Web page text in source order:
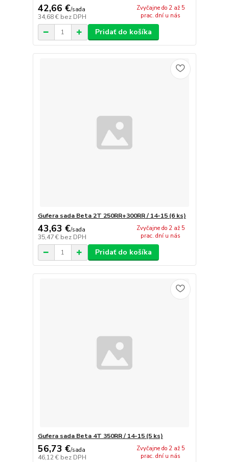
42,66 €/sada
34,68 € bez DPH
Zvyčajne do 2 až 5
prac. dní u nás
Pridať do košíka
Gufera sada Beta 2T 250RR+300RR / 14-15 (6 ks)
43,63 €/sada
35,47 € bez DPH
Zvyčajne do 2 až 5
prac. dní u nás
Pridať do košíka
Gufera sada Beta 4T 350RR / 14-15 (5 ks)
56,73 €/sada
46,12 € bez DPH
Zvyčajne do 2 až 5
prac. dní u nás